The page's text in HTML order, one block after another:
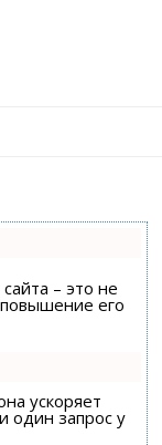
– это не
его
ускоряет
один запрос у